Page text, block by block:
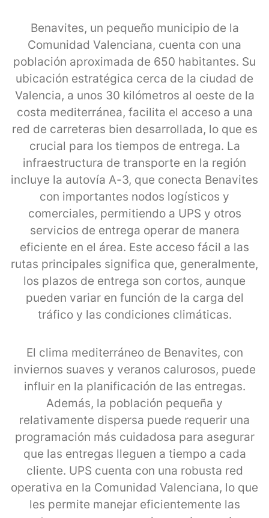
Benavites, un pequeño municipio de la
Comunidad Valenciana, cuenta con una
población aproximada de 650 habitantes. Su
ubicación estratégica cerca de la ciudad de
Valencia, a unos 30 kilómetros al oeste de la
costa mediterránea, facilita el acceso a una
red de carreteras bien desarrollada, lo que es
crucial para los tiempos de entrega. La
infraestructura de transporte en la región
incluye la autovía A-3, que conecta Benavites
con importantes nodos logísticos y
comerciales, permitiendo a UPS y otros
servicios de entrega operar de manera
eficiente en el área. Este acceso fácil a las
rutas principales significa que, generalmente,
los plazos de entrega son cortos, aunque
pueden variar en función de la carga del
tráfico y las condiciones climáticas.
El clima mediterráneo de Benavites, con
inviernos suaves y veranos calurosos, puede
influir en la planificación de las entregas.
Además, la población pequeña y
relativamente dispersa puede requerir una
programación más cuidadosa para asegurar
que las entregas lleguen a tiempo a cada
cliente. UPS cuenta con una robusta red
operativa en la Comunidad Valenciana, lo que
les permite manejar eficientemente las